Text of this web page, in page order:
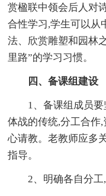
赏楹联中领会后人对
合性学习,学生可以从
法、欣赏雕塑和园林
里路”的学习习惯。
四、备课组建设
1、备课组成员
体战的传统,分工合作
心请教。老教师应多
指导。
2、明确各自分工